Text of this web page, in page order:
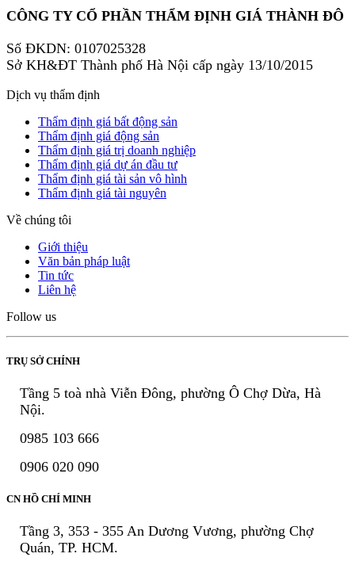
CÔNG TY CỔ PHẦN THẨM ĐỊNH GIÁ THÀNH ĐÔ
Số ĐKDN: 0107025328
Sở KH&ĐT Thành phố Hà Nội cấp ngày 13/10/2015
Dịch vụ thẩm định
Thẩm định giá bất động sản
Thẩm định giá động sản
Thẩm định giá trị doanh nghiệp
Thẩm định giá dự án đầu tư
Thẩm định giá tài sản vô hình
Thẩm định giá tài nguyên
Về chúng tôi
Giới thiệu
Văn bản pháp luật
Tin tức
Liên hệ
Follow us
TRỤ SỞ CHÍNH
Tầng 5 toà nhà Viễn Đông, phường Ô Chợ Dừa, Hà
Nội.
0985 103 666
0906 020 090
CN HỒ CHÍ MINH
Tầng 3, 353 - 355 An Dương Vương, phường Chợ
Quán, TP. HCM.